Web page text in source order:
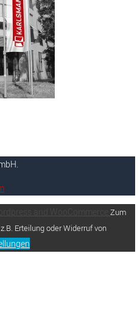
Zum
Erteilung oder Widerruf von